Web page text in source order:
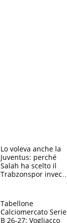
Lo voleva anche la
Juventus: perché
Salah ha scelto il
Trabzonspor invece
Tabellone
Calciomercato Serie
B 26-27: Vogliacco